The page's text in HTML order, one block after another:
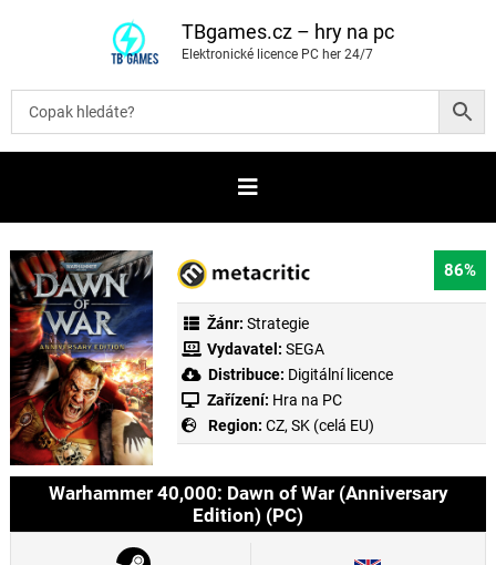
t
b
TBgames.cz – hry na pc
Elektronické licence PC her 24/7
86%
Žánr: Strategie
Vydavatel: SEGA
Distribuce: Digitální licence
Zařízení: Hra na PC
Region: CZ, SK (celá EU)
Warhammer 40,000: Dawn of War (Anniversary
Edition) (PC)